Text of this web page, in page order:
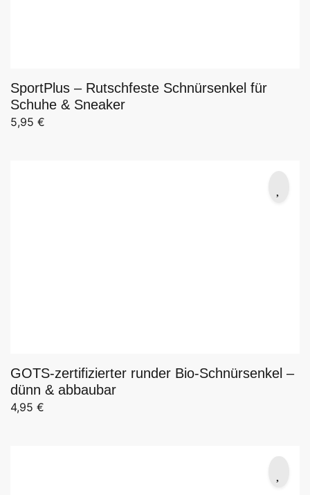
SportPlus – Rutschfeste Schnürsenkel für
Schuhe & Sneaker
5,95 €
GOTS-zertifizierter runder Bio-Schnürsenkel –
dünn & abbaubar
4,95 €